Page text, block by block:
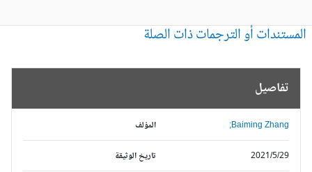
أو الترجمات ذات الصلة
تفاصيل
المؤلف Baiming Zhang;
تاريخ الوثيقة 2021/5/29